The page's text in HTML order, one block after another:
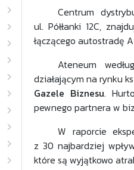
Centrum
ul. Półłanki 12C,
łączącego autostradę
Ateneum
działającym na rynku
Gazele Biznesu.
pewnego partnera w
W raporcie
z 30 najbardziej
które są wyjątkowo